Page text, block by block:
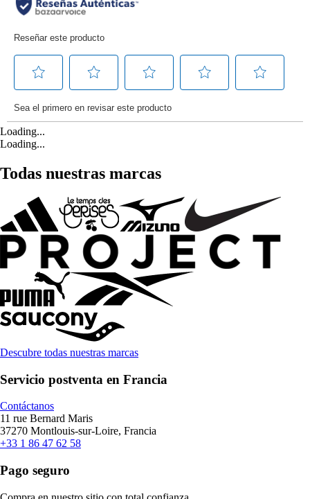
Loading...
Loading...
Todas nuestras marcas
Descubre todas nuestras marcas
Servicio postventa en Francia
Contáctanos
11 rue Bernard Maris
37270 Montlouis-sur-Loire, Francia
+33 1 86 47 62 58
Pago seguro